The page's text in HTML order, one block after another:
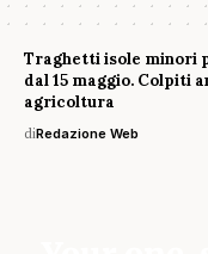
Traghetti isole minori
dal 15 maggio. Colpiti
agricoltura
diRedazione Web